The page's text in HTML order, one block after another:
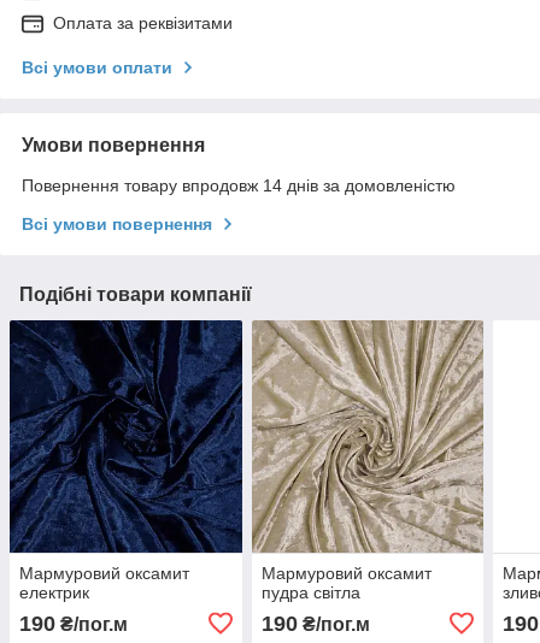
Оплата за реквізитами
Всі умови оплати
Умови повернення
Повернення товару впродовж 14 днів за домовленістю
Всі умови повернення
Подібні товари компанії
Мармуровий оксамит
електрик
190 ₴/пог.м
Мармуровий оксамит
пудра світла
190₴/пог.м 190